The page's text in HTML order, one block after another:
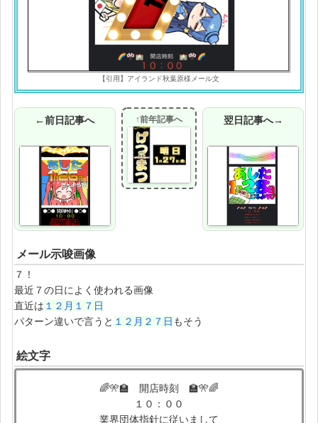
【引用】アイランド秋葉原様メール文
←前日記事へ ↑前年記事へ 翌日記事へ→
メール示唆画像
７！
最近７の日によく使われる画像
直近は １２月１７日
パターン違いで言うと １２月２７日 もそう
絵文字
🌈🎌🏫 開店時刻 🏫🎌🌈
１０：００
業界団体指針に従いまして